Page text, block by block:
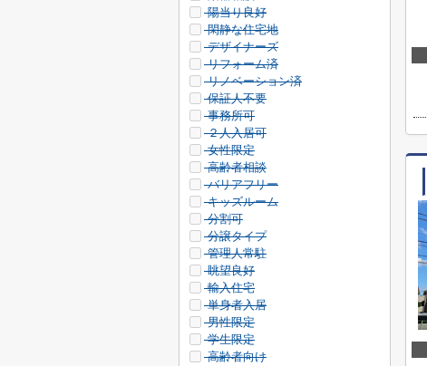
陽当り良好
閑静な住宅地
デザイナーズ
リフォーム済
リノベーション済
保証人不要
事務所可
２人入居可
女性限定
高齢者相談
バリアフリー
キッズルーム
分割可
分譲タイプ
管理人常駐
眺望良好
輸入住宅
単身者入居
男性限定
学生限定
高齢者向け